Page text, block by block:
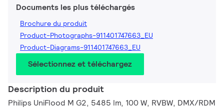
Documents les plus téléchargés
Brochure du produit
Product-Photographs-911401747663_EU
Product-Diagrams-911401747663_EU
Sélectionnez et téléchargez
Description du produit
Philips UniFlood M G2, 5485 lm, 100 W, RVBW, DMX/RDM